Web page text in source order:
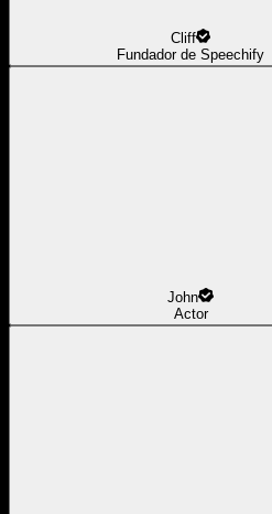
Cliff
Fundador de Speechify
John
Actor